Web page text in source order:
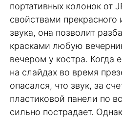
портативных колонок от
свойствами прекрасного
звука, она позволит
красками любую
вечером у костра. Когда
на слайдах во время
опасался, что звук, за
пластиковой панели по
сильно пострадает.